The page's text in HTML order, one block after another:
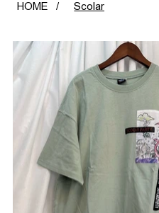
HOME / Scolar